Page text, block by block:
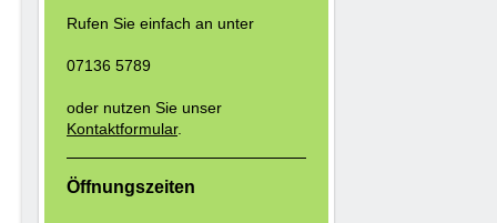
Rufen Sie einfach an unter
07136 5789
oder nutzen Sie unser
Kontaktformular.
Öffnungszeiten